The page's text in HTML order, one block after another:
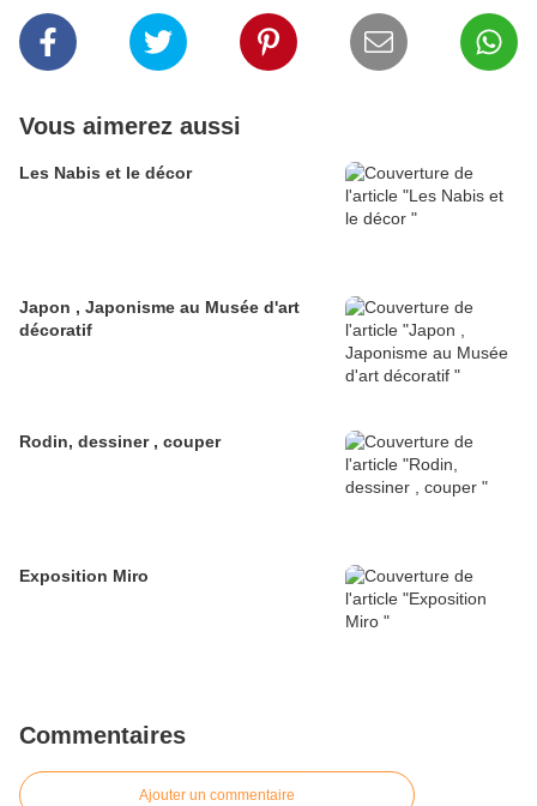
Vous aimerez aussi
Les Nabis et le décor
Japon , Japonisme au Musée d'art
décoratif
Rodin, dessiner , couper
Exposition Miro
Commentaires
Ajouter un commentaire